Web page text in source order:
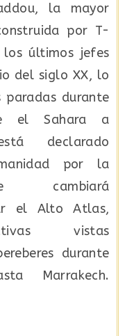
la mayor
por T-
últimos jefes
del siglo XX, lo
paradas durante
el Sahara a
declarado
por la
cambiará
el Alto Atlas,
vistas
durante
Marrakech.